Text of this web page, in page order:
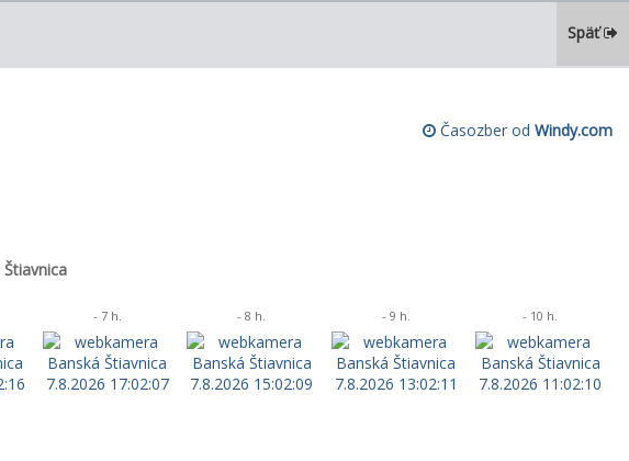
Späť
Časozber od Windy.com
- 7 h. - 8 h. - 9 h. - 10 h.